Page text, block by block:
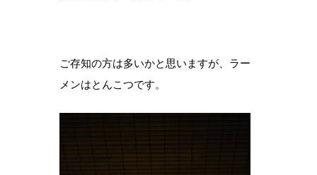
ご存知の方は多いかと思いますが、ラー
メンはとんこつです。